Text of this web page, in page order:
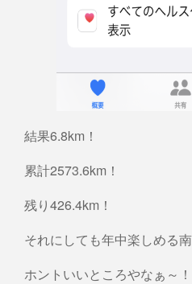
結果6.8km！
累計2573.6km！
残り426.4km！
それにしても年中楽しめる
ホントいいところやなぁ～！